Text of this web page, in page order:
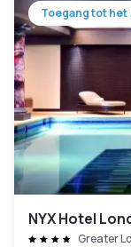
Toegang tot
NYX Hotel
Greater